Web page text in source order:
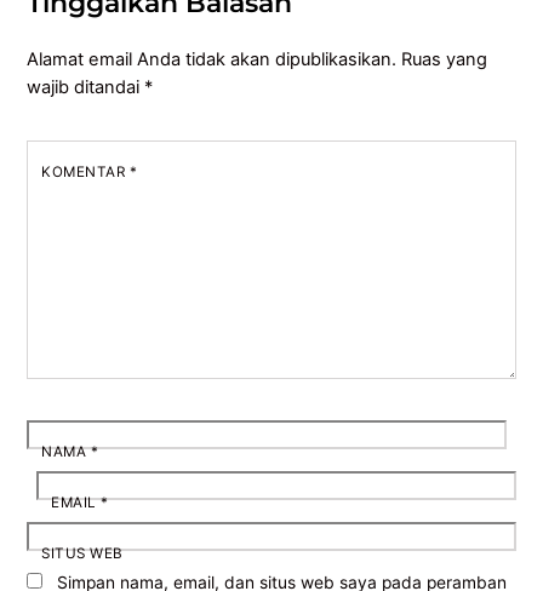
Alamat email Anda tidak akan dipublikasikan. Ruas yang
wajib ditandai *
KOMENTAR *
NAMA*
EMAIL*
SITUS WEB
Simpan nama, email, dan situs web saya pada peramban